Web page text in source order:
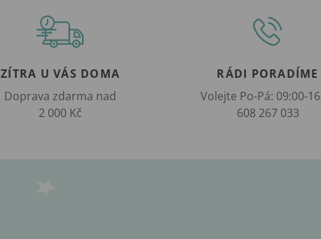
ZÍTRA U VÁS DOMA
Doprava zdarma nad
2 000 Kč
RÁDI PORADÍME
Volejte Po-Pá: 09:00-
608 267 033